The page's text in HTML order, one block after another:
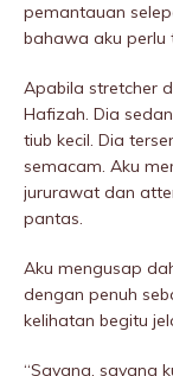
pemantauan
bahawa aku perlu
Apabila stretcher
Hafizah. Dia
tiub kecil. Dia
semacam. Aku
jururawat dan
pantas.
Aku mengusap
dengan penuh
kelihatan begitu
“Sayang, sayang